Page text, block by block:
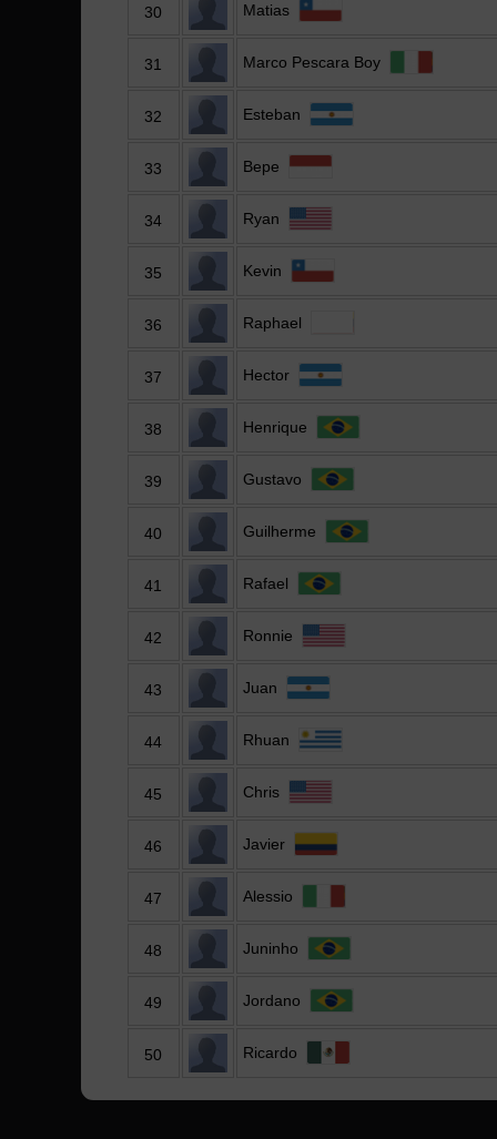
30 Matias
31 Marco Pescara Boy
32 Esteban
33 Bepe
34 Ryan
35 Kevin
36 Raphael
37 Hector
38 Henrique
39 Gustavo
40 Guilherme
41 Rafael
42 Ronnie
43 Juan
44 Rhuan
45 Chris
46 Javier
47 Alessio
48 Juninho
49 Jordano
50 Ricardo